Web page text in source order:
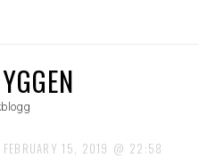
FEBRUARY 15, 2019 22:58